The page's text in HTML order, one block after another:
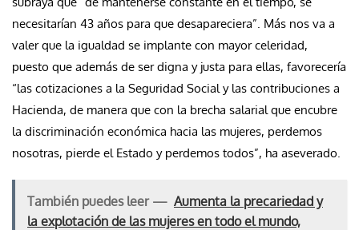
necesitarían 43 años para que desapareciera”. Más nos va a
valer que la igualdad se implante con mayor celeridad,
puesto que además de ser digna y justa para ellas, favorecería
“las cotizaciones a la Seguridad Social y las contribuciones a
Hacienda, de manera que con la brecha salarial que encubre
la discriminación económica hacia las mujeres, perdemos
nosotras, pierde el Estado y perdemos todos”, ha aseverado.
También puedes leer — Aumenta la precariedad y
la explotación de las mujeres en todo el mundo,